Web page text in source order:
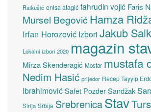
Ratkušić enisa alagić fahrudin vojić Faris
Mursel Begović Hamza
Irfan Horozović Izbori Jakub
Lokalni izbori 2020 magazin
Mirza Skenderagić Mostar mustafa
Nedim Hasić prijedor Recep Tayyip
Ibrahimović Safet Pozder Sandžak
Sirija Srbija SrebrenicaStav